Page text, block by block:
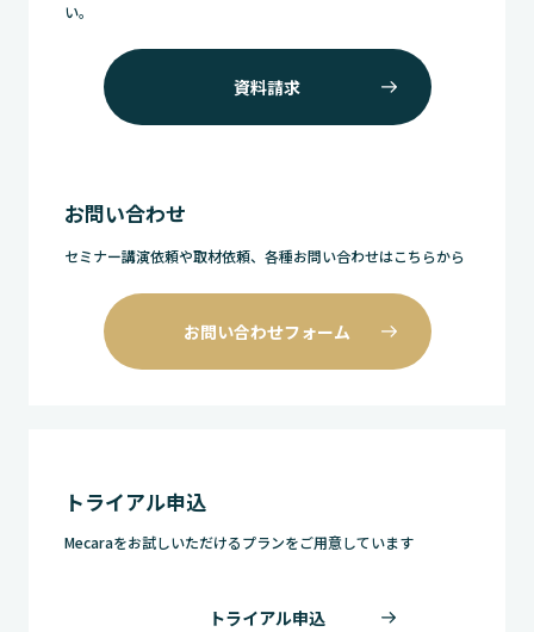
い。
資料請求
お問い合わせ
セミナー講演依頼や取材依頼、各種お問い合わせはこちらから
お問い合わせフォーム
トライアル申込
Mecaraをお試しいただけるプランをご用意しています
トライアル申込